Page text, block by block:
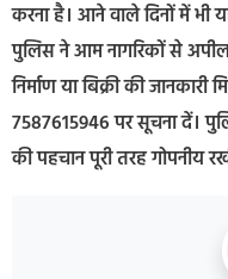
करना है। आने वाले दिनों में भी
पुलिस ने आम नागरिकों से
निर्माण या बिक्री की
7587615946 पर सूचना दें।
की पहचान पूरी तरह गोपनीय